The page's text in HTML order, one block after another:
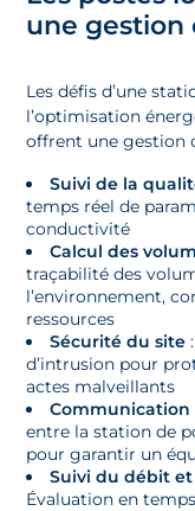
une gestion
Les défis d’une
l’optimisation
offrent une gestion
Suivi de la
temps réel de
conductivité
Calcul des
traçabilité des
l’environnement,
ressources
Sécurité du site
d’intrusion pour
actes malveillants
Communication
entre la station de
pour garantir un
Suivi du débit et
Évaluation en